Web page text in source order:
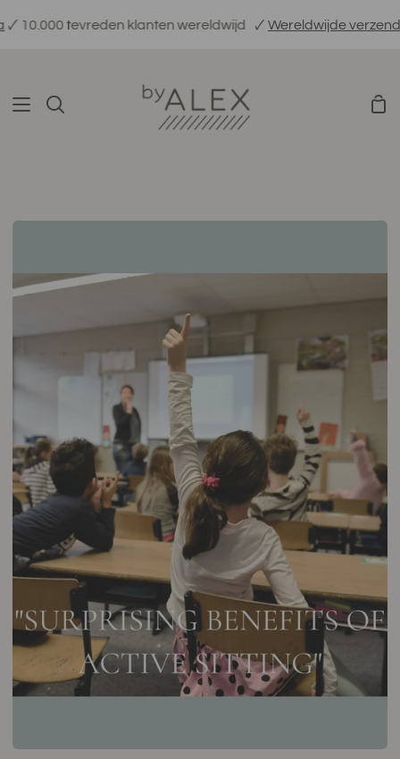
naartevreden klanten wereldwijd 🗸Wereldwijde verzending🗸
Zoeken